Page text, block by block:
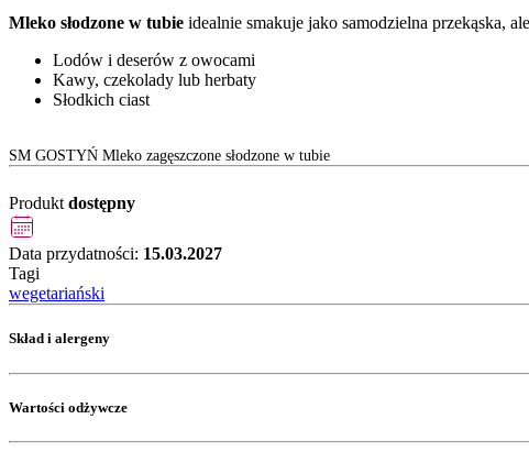
Mleko słodzone w tubie idealnie smakuje jako samodzielna przekąska,
Lodów i deserów z owocami
Kawy, czekolady lub herbaty
Słodkich ciast
SM GOSTYŃ Mleko zagęszczone słodzone w tubie
Produkt dostępny
Data przydatności: 15.03.2027
Tagi
wegetariański
Skład i alergeny
Wartości odżywcze